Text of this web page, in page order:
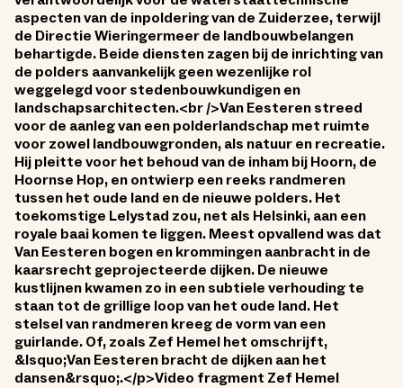
aspecten van de inpoldering van de Zuiderzee, terwijl
de Directie Wieringermeer de landbouwbelangen
behartigde. Beide diensten zagen bij de inrichting van
de polders aanvankelijk geen wezenlijke rol
weggelegd voor stedenbouwkundigen en
landschapsarchitecten.<br />Van Eesteren streed
voor de aanleg van een polderlandschap met ruimte
voor zowel landbouwgronden, als natuur en recreatie.
Hij pleitte voor het behoud van de inham bij Hoorn, de
Hoornse Hop, en ontwierp een reeks randmeren
tussen het oude land en de nieuwe polders. Het
toekomstige Lelystad zou, net als Helsinki, aan een
royale baai komen te liggen. Meest opvallend was dat
Van Eesteren bogen en krommingen aanbracht in de
kaarsrecht geprojecteerde dijken. De nieuwe
kustlijnen kwamen zo in een subtiele verhouding te
staan tot de grillige loop van het oude land. Het
stelsel van randmeren kreeg de vorm van een
guirlande. Of, zoals Zef Hemel het omschrijft,
&lsquo;Van Eesteren bracht de dijken aan het
dansen&rsquo;.</p>Video fragment Zef Hemel